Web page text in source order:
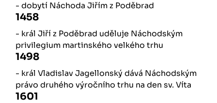
- dobytí Náchoda Jiřím z Poděbrad
1458
- král Jiří z Poděbrad uděluje Náchodským
privilegium martinského velkého trhu
1498
- král Vladislav Jagellonský dává Náchodským
právo druhého výročního trhu na den sv. Víta
1601